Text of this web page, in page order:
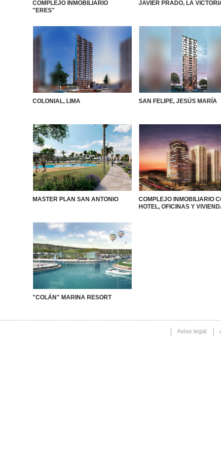
COMPLEJO INMOBILIARIO
"ERES"
JAVIER PRADO, LA
COLONIAL, LIMA SAN FELIPE, JESÚS MARÍA
MASTER PLAN SAN ANTONIO
COMPLEJO INMOBILIARIO
HOTEL, OFICINAS Y
"COLÁN" MARINA RESORT
Aviso legal